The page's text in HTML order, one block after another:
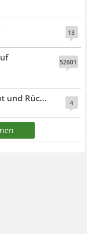
13
52601
4
und Rüc...